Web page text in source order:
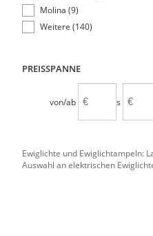
Molina (9)
Weitere (140)
PREISSPANNE
von/ab bis
Ewiglichte und Ewiglichtampeln:
Auswahl an elektrischen